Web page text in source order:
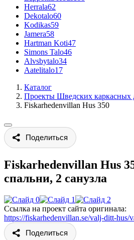
Herrala62
Dekotalo60
Kodikas59
Jamera58
Hartman Koti47
Simons Talo46
Alvsbytalo34
Aatelitalo17
Каталог
Проекты Шведских каркасных
Fiskarhedenvillan Hus 350
Поделиться
Fiskarhedenvillan Hus
спальни, 2 санузла
Ссылка на проект сайта оригинала:
https://fiskarhedenvillan.se/valj-ditt-hus/
Поделиться